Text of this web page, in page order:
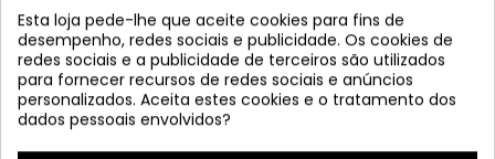
Aço cromado
Tulipas de cristal âmbar
cristal de opal branco
6 x E14 (40W máx.)
Esta loja pede-lhe que aceite cookies para fins de
desempenho, redes sociais e publicidade. Os cookies de
redes sociais e a publicidade de terceiros são utilizados
para fornecer recursos de redes sociais e anúncios
personalizados. Aceita estes cookies e o tratamento dos
dados pessoais envolvidos?